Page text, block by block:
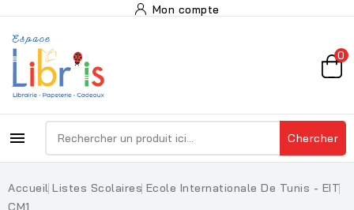
Mon compte
0
 Chercher
Accueil Listes Scolaires Ecole Internationale De Tunis - EIT
CM1